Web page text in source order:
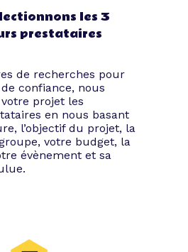
les 3
prestataires
de recherches pour
confiance, nous
projet les
en nous basant
l’objectif du projet, la
votre budget, la
évènement et sa